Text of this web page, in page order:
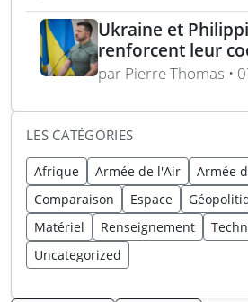
Ukraine et
renforcent leur
défense avec un
par Pierre Thomas •
LES CATÉGORIES
Afrique Armée de l'Air
Armée
Comparaison
Espace
Matériel
Renseignement
Uncategorized